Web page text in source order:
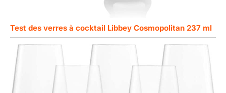
Test des verres à cocktail Libbey Cosmopolitan 237 ml